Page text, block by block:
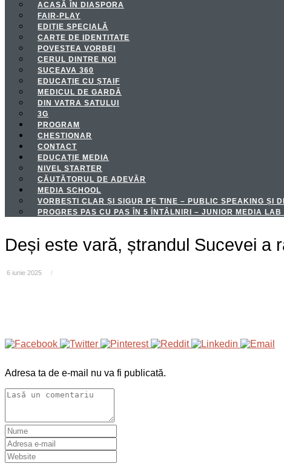
ACASĂ ÎN DIASPORA
FAIR-PLAY
EDIȚIE SPECIALĂ
CARTE DE IDENTITATE
POVESTEA VORBEI
CERUL DINTRE NOI
SUCEAVA 360
EDUCAȚIE CU ȘTAIF
MEDICUL DE GARDĂ
DIN VATRA SATULUI
3G
PROGRAM
CHESTIONAR
CONTACT
EDUCAȚIE MEDIA
NIVEL STARTER
CĂUTĂTORUL DE ADEVĂR
MEDIA SCHOOL
VORBEȘTI CLAR ȘI SIGUR PE TINE – PUBLIC SPEAKING ȘI
PROGRES PAS CU PAS ÎN 5 ÎNTÂLNIRI – JUNIOR MEDIA
Deși este vară, ștrandul Sucevei a
6 iunie 2025 /
Adresa ta de e-mail nu va fi publicată.